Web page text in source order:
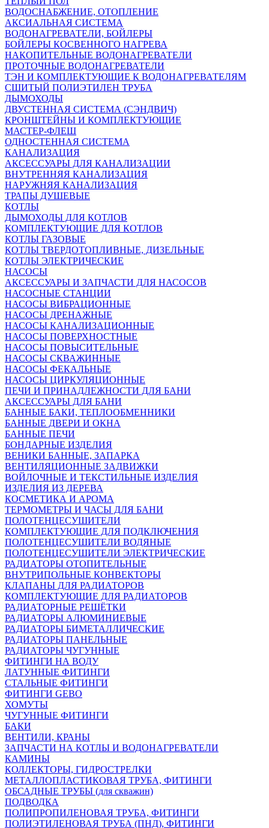
ВОДОСНАБЖЕНИЕ, ОТОПЛЕНИЕ
АКСИАЛЬНАЯ СИСТЕМА
ВОДОНАГРЕВАТЕЛИ, БОЙЛЕРЫ
БОЙЛЕРЫ КОСВЕННОГО НАГРЕВА
НАКОПИТЕЛЬНЫЕ ВОДОНАГРЕВАТЕЛИ
ПРОТОЧНЫЕ ВОДОНАГРЕВАТЕЛИ
ТЭН И КОМПЛЕКТУЮЩИЕ К ВОДОНАГРЕВАТЕЛЯМ
СШИТЫЙ ПОЛИЭТИЛЕН ТРУБА
ДЫМОХОДЫ
ДВУСТЕННАЯ СИСТЕМА (СЭНДВИЧ)
КРОНШТЕЙНЫ И КОМПЛЕКТУЮЩИЕ
МАСТЕР-ФЛЕШ
ОДНОСТЕННАЯ СИСТЕМА
КАНАЛИЗАЦИЯ
АКСЕССУАРЫ ДЛЯ КАНАЛИЗАЦИИ
ВНУТРЕННЯЯ КАНАЛИЗАЦИЯ
НАРУЖНЯЯ КАНАЛИЗАЦИЯ
ТРАПЫ ДУШЕВЫЕ
КОТЛЫ
ДЫМОХОДЫ ДЛЯ КОТЛОВ
КОМПЛЕКТУЮЩИЕ ДЛЯ КОТЛОВ
КОТЛЫ ГАЗОВЫЕ
КОТЛЫ ТВЕРДОТОПЛИВНЫЕ, ДИЗЕЛЬНЫЕ
КОТЛЫ ЭЛЕКТРИЧЕСКИЕ
НАСОСЫ
АКСЕССУАРЫ И ЗАПЧАСТИ ДЛЯ НАСОСОВ
НАСОСНЫЕ СТАНЦИИ
НАСОСЫ ВИБРАЦИОННЫЕ
НАСОСЫ ДРЕНАЖНЫЕ
НАСОСЫ КАНАЛИЗАЦИОННЫЕ
НАСОСЫ ПОВЕРХНОСТНЫЕ
НАСОСЫ ПОВЫСИТЕЛЬНЫЕ
НАСОСЫ СКВАЖИННЫЕ
НАСОСЫ ФЕКАЛЬНЫЕ
НАСОСЫ ЦИРКУЛЯЦИОННЫЕ
ПЕЧИ И ПРИНАДЛЕЖНОСТИ ДЛЯ БАНИ
АКСЕССУАРЫ ДЛЯ БАНИ
БАННЫЕ БАКИ, ТЕПЛООБМЕННИКИ
БАННЫЕ ДВЕРИ И ОКНА
БАННЫЕ ПЕЧИ
БОНДАРНЫЕ ИЗДЕЛИЯ
ВЕНИКИ БАННЫЕ, ЗАПАРКА
ВЕНТИЛЯЦИОННЫЕ ЗАДВИЖКИ
ВОЙЛОЧНЫЕ И ТЕКСТИЛЬНЫЕ ИЗДЕЛИЯ
ИЗДЕЛИЯ ИЗ ДЕРЕВА
КОСМЕТИКА И АРОМА
ТЕРМОМЕТРЫ И ЧАСЫ ДЛЯ БАНИ
ПОЛОТЕНЦЕСУШИТЕЛИ
КОМПЛЕКТУЮЩИЕ ДЛЯ ПОДКЛЮЧЕНИЯ
ПОЛОТЕНЦЕСУШИТЕЛИ ВОДЯНЫЕ
ПОЛОТЕНЦЕСУШИТЕЛИ ЭЛЕКТРИЧЕСКИЕ
РАДИАТОРЫ ОТОПИТЕЛЬНЫЕ
ВНУТРИПОЛЬНЫЕ КОНВЕКТОРЫ
КЛАПАНЫ ДЛЯ РАДИАТОРОВ
КОМПЛЕКТУЮЩИЕ ДЛЯ РАДИАТОРОВ
РАДИАТОРНЫЕ РЕШЁТКИ
РАДИАТОРЫ АЛЮМИНИЕВЫЕ
РАДИАТОРЫ БИМЕТАЛЛИЧЕСКИЕ
РАДИАТОРЫ ПАНЕЛЬНЫЕ
РАДИАТОРЫ ЧУГУННЫЕ
ФИТИНГИ НА ВОДУ
ЛАТУННЫЕ ФИТИНГИ
СТАЛЬНЫЕ ФИТИНГИ
ФИТИНГИ GEBO
ХОМУТЫ
ЧУГУННЫЕ ФИТИНГИ
БАКИ
ВЕНТИЛИ, КРАНЫ
ЗАПЧАСТИ НА КОТЛЫ И ВОДОНАГРЕВАТЕЛИ
КАМИНЫ
КОЛЛЕКТОРЫ, ГИДРОСТРЕЛКИ
МЕТАЛЛОПЛАСТИКОВАЯ ТРУБА, ФИТИНГИ
ОБСАДНЫЕ ТРУБЫ (для скважин)
ПОДВОДКА
ПОЛИПРОПИЛЕНОВАЯ ТРУБА, ФИТИНГИ
ПОЛИЭТИЛЕНОВАЯ ТРУБА (ПНД), ФИТИНГИ